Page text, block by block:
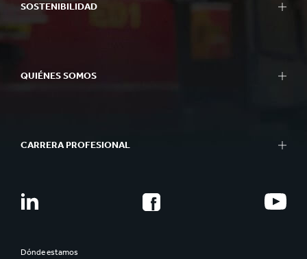
SOSTENIBILIDAD
QUIÉNES SOMOS
CARRERA PROFESIONAL
Dónde estamos